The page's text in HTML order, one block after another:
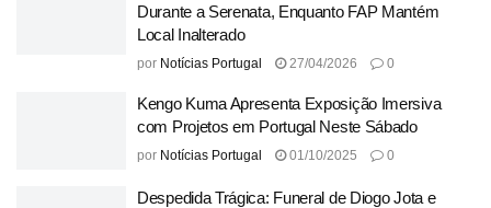
Durante a Serenata, Enquanto FAP Mantém
Local Inalterado
por Notícias Portugal 27/04/2026 0
Kengo Kuma Apresenta Exposição Imersiva
com Projetos em Portugal Neste Sábado
por Notícias Portugal 01/10/2025 0
Despedida Trágica: Funeral de Diogo Jota e